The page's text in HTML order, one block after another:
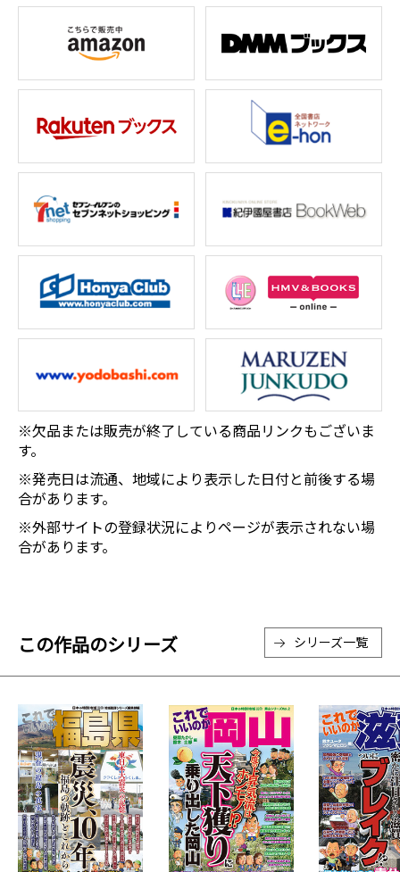
※欠品または販売が終了している商品リンクもございま
す。
※発売日は流通、地域により表示した日付と前後する場
合があります。
※外部サイトの登録状況によりページが表示されない場
合があります。
この作品のシリーズ シリーズ一覧